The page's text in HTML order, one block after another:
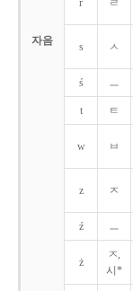
자음
r ㄹ
s ㅅ
ś ㅡ
t ㅌ
w ㅂ
z ㅈ
ź ㅡ
ż
ㅈ,
시*